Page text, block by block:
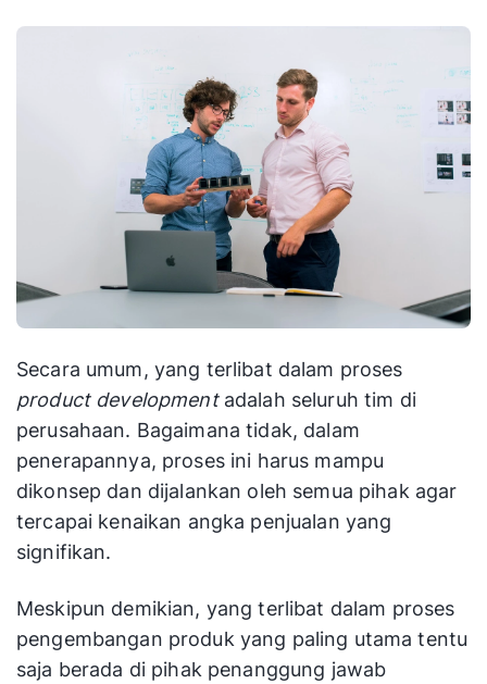
Secara umum, yang terlibat dalam proses
product developmentadalah seluruh tim di
perusahaan. Bagaimana tidak, dalam
penerapannya, proses ini harus mampu
dikonsep dan dijalankan oleh semua pihak agar
tercapai kenaikan angka penjualan yang
signifikan.
Meskipun demikian, yang terlibat dalam proses
pengembangan produk yang paling utama tentu
saja berada di pihak penanggung jawab